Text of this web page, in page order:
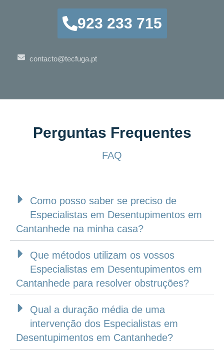
923 233 715
contacto@tecfuga.pt
Perguntas Frequentes
FAQ
Como posso saber se preciso de
Especialistas em Desentupimentos em
Cantanhede na minha casa?
Que métodos utilizam os vossos
Especialistas em Desentupimentos em
Cantanhede para resolver obstruções?
Qual a duração média de uma
intervenção dos Especialistas em
Desentupimentos em Cantanhede?